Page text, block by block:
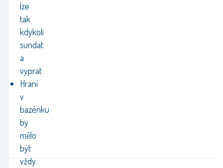
lze
tak
kdykoli
sundat
a
vyprat
Hraní
v
bazénku
by
mělo
být
vždy